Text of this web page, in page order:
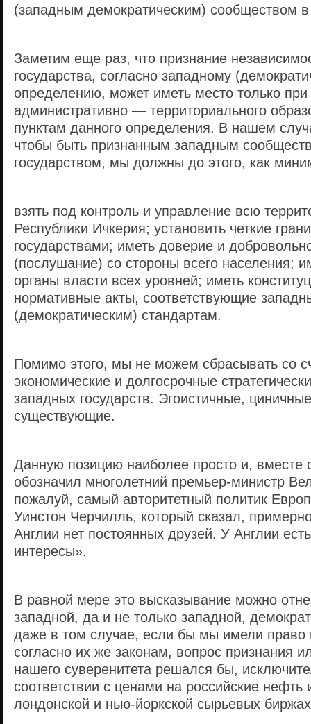
(западным демократическим) сообществом в
Заметим еще раз, что признание
государства, согласно западному
определению, может иметь место только при
административно — территориального
пунктам данного определения. В нашем
чтобы быть признанным западным
государством, мы должны до этого, как
взять под контроль и управление всю
Республики Ичкерия; установить четкие
государствами; иметь доверие и
(послушание) со стороны всего населения;
органы власти всех уровней; иметь
нормативные акты, соответствующие
(демократическим) стандартам.
Помимо этого, мы не можем сбрасывать со
экономические и долгосрочные
западных государств. Эгоистичные,
существующие.
Данную позицию наиболее просто и, вместе
обозначил многолетний премьер-министр
пожалуй, самый авторитетный политик
Уинстон Черчилль, который сказал,
Англии нет постоянных друзей. У Англии
интересы».
В равной мере это высказывание можно
западной, да и не только западной,
даже в том случае, если бы мы имели право
согласно их же законам, вопрос признания
нашего суверенитета решался бы,
соответствии с ценами на российские нефть
лондонской и нью-йоркской сырьевых